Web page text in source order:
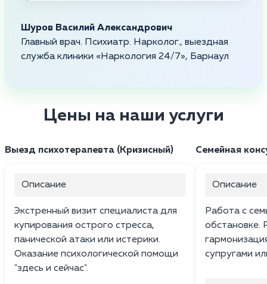
Шуров Василий Александрович
Главный врач. Психиатр. Нарколог., выездная
служба клиники «Наркология 24/7», Барнаул
Цены на наши услуги
Выезд психотерапевта (Кризисный)
Описание
Экстренный визит специалиста для
купирования острого стресса,
панической атаки или истерики.
Оказание психологической помощи
"здесь и сейчас".
Семейная
Описание
Работа с
обстановке.
супругами